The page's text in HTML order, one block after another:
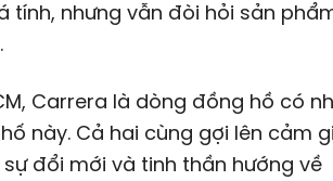
tính, nhưng vẫn đòi hỏi sản
Carrera là dòng đồng hồ có
này. Cả hai cùng gợi lên cảm
đổi mới và tinh thần hướng về